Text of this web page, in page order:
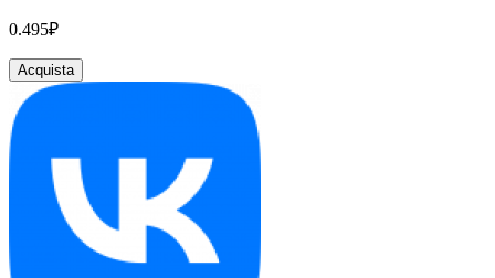
0.495₽
Acquista